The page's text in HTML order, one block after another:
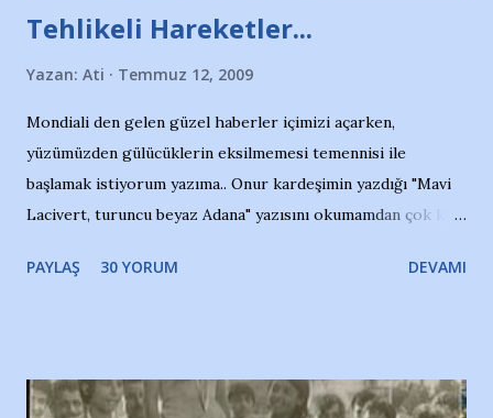
Tehlikeli Hareketler...
Yazan: Ati Temmuz 12, 2009
Mondiali den gelen güzel haberler içimizi açarken,
yüzümüzden gülücüklerin eksilmemesi temennisi ile
başlamak istiyorum yazıma.. Onur kardeşimin yazdığı "Mavi
Lacivert, turuncu beyaz Adana" yazısını okumamdan çok kısa
irkildim.. "Bursasporlu taraftarlar, İstanbul takımlarının
ve ürünlerini Bursa şehrinde görmek istemediklerini bir
PAYLAŞ 30 YORUM DEVAMI